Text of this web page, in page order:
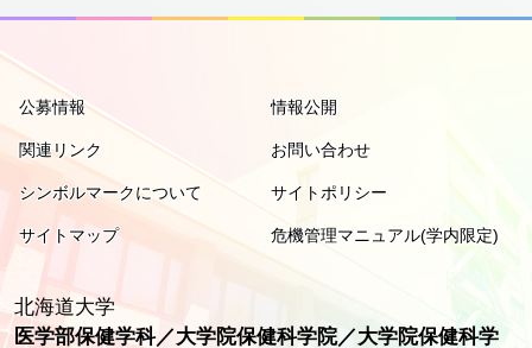
北海道大学
医学部保健学科／大学院保健科学院／大学院保健科学
公募情報 情報公開
関連リンク お問い合わせ
シンボルマークについて サイトポリシー
サイトマップ 危機管理マニュアル(学内限定)